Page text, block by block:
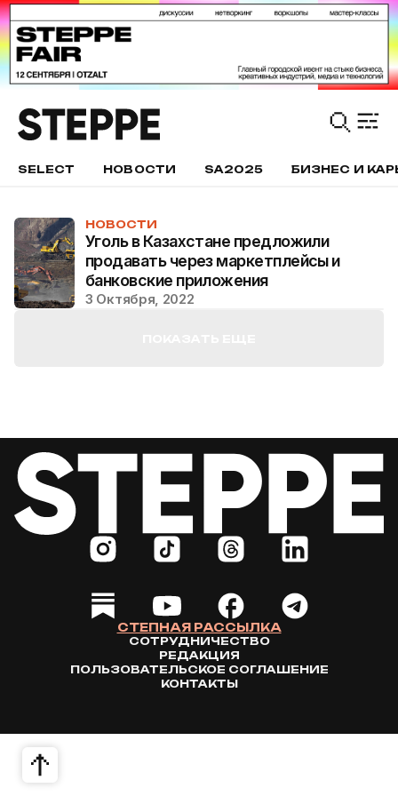
SELECT НОВОСТИ SA2025 БИЗНЕС И
НОВОСТИ
Уголь в Казахстане предложили
продавать через маркетплейсы и
банковские приложения
3 Октября, 2022
СТЕПНАЯ РАССЫЛКА
СОТРУДНИЧЕСТВО
РЕДАКЦИЯ
ПОЛЬЗОВАТЕЛЬСКОЕ СОГЛАШЕНИЕ
КОНТАКТЫ